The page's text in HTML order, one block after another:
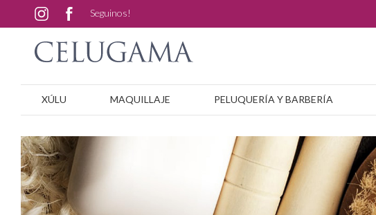
Seguinos!
XÚLU MAQUILLAJE PELUQUERÍA Y BARBERÍA